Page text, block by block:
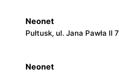
Neonet
Pułtusk, ul. Jana Pawła II 7
Neonet